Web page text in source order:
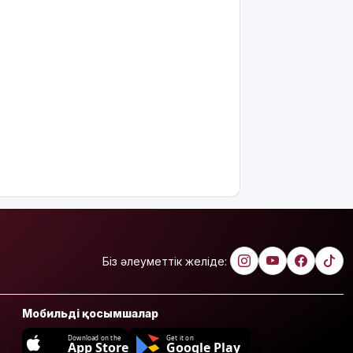
Біз әлеуметтік желіде:
Мобильді қосымшалар
Download on the
App Store
Get it on
Google Play